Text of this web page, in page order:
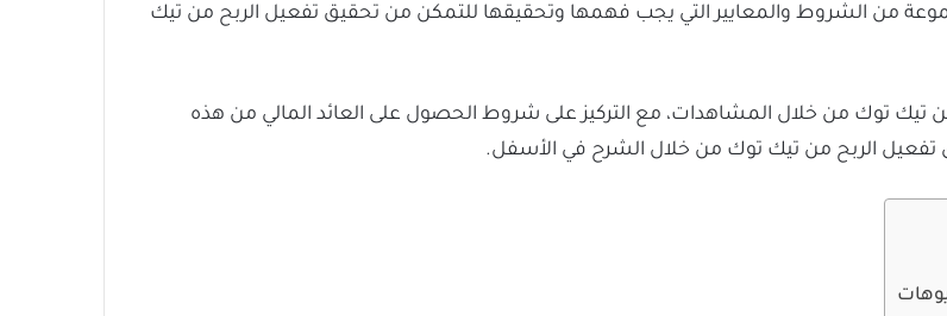
من الشروط والمعايير التي يجب فهمها وتحقيقها للتمكن من تحقيق تفعيل الربح من تيك
توك من خلال المشاهدات، مع التركيز على شروط الحصول على العائد المالي من هذه
تفعيل الربح من تيك توك من خلال الشرح في الأسفل.